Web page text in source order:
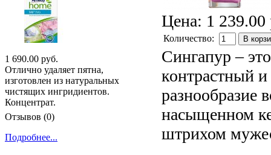
Цена: 1 239.00
Количество: В
Сингапур –
контрастный
разнообразие
насыщенном
штрихом
1 690.00 руб.
Отлично удаляет пятна,
изготовлен из натуральных
чистящих ингридиентов.
Концентрат.
Отзывов (0)
Подробнее...